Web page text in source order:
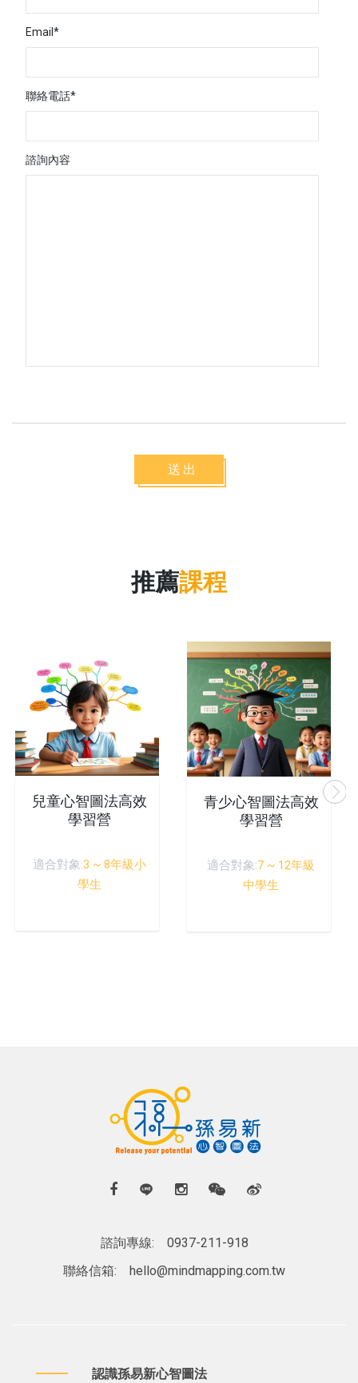
Email*
聯絡電話*
諮詢內容
送出
推薦課程
法高效
8年級小
青少心智圖法高效
適合對象:
7 ~ 12年級
小學生心
维导图)
適合對象:
諮詢專線:
0937-211-918
聯絡信箱:
hello@mindmapping.com.tw
認識孫易新心智圖法